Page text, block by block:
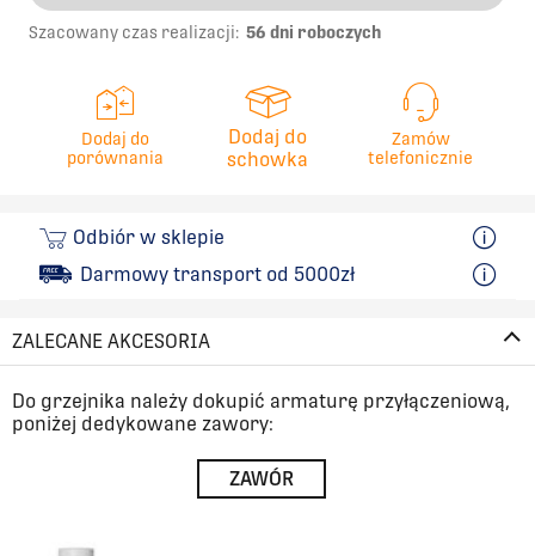
Szacowany czas realizacji: 56 dni roboczych
Dodaj do
porównania
Dodaj do
schowka
Zamów
telefonicznie
Odbiór w sklepie
Darmowy transport od 5000zł
ZALECANE AKCESORIA
Do grzejnika należy dokupić armaturę przyłączeniową,
poniżej dedykowane zawory:
ZAWÓR